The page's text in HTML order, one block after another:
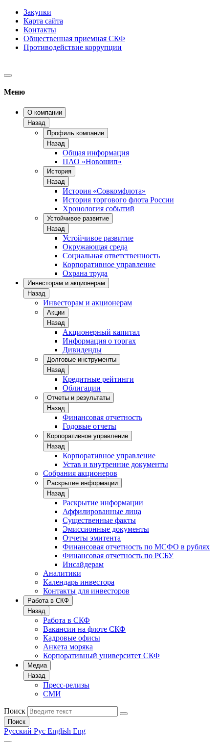
Закупки
Карта сайта
Контакты
Общественная приемная СКФ
Противодействие коррупции
Меню
О компании
Назад
Профиль компании
Назад
Общая информация
ПАО «Новошип»
История
Назад
История «Совкомфлота»
История торгового флота России
Хронология событий
Устойчивое развитие
Назад
Устойчивое развитие
Окружающая среда
Социальная ответственность
Корпоративное управление
Охрана труда
Инвесторам и акционерам
Назад
Инвесторам и акционерам
Акции
Назад
Акционерный капитал
Информация о торгах
Дивиденды
Долговые инструменты
Назад
Кредитные рейтинги
Облигации
Отчеты и результаты
Назад
Финансовая отчетность
Годовые отчеты
Корпоративное управление
Назад
Корпоративное управление
Устав и внутренние документы
Собрания акционеров
Раскрытие информации
Назад
Раскрытие информации
Аффилированные лица
Существенные факты
Эмиссионные документы
Отчеты эмитента
Финансовая отчетность по МСФО в рублях
Финансовая отчетность по РСБУ
Инсайдерам
Аналитики
Календарь инвестора
Контакты для инвесторов
Работа в СКФ
Назад
Работа в СКФ
Вакансии на флоте СКФ
Кадровые офисы
Анкета моряка
Корпоративный университет СКФ
Медиа
Назад
Пресс-релизы
СМИ
Поиск
Поиск
Русский Рус English Eng